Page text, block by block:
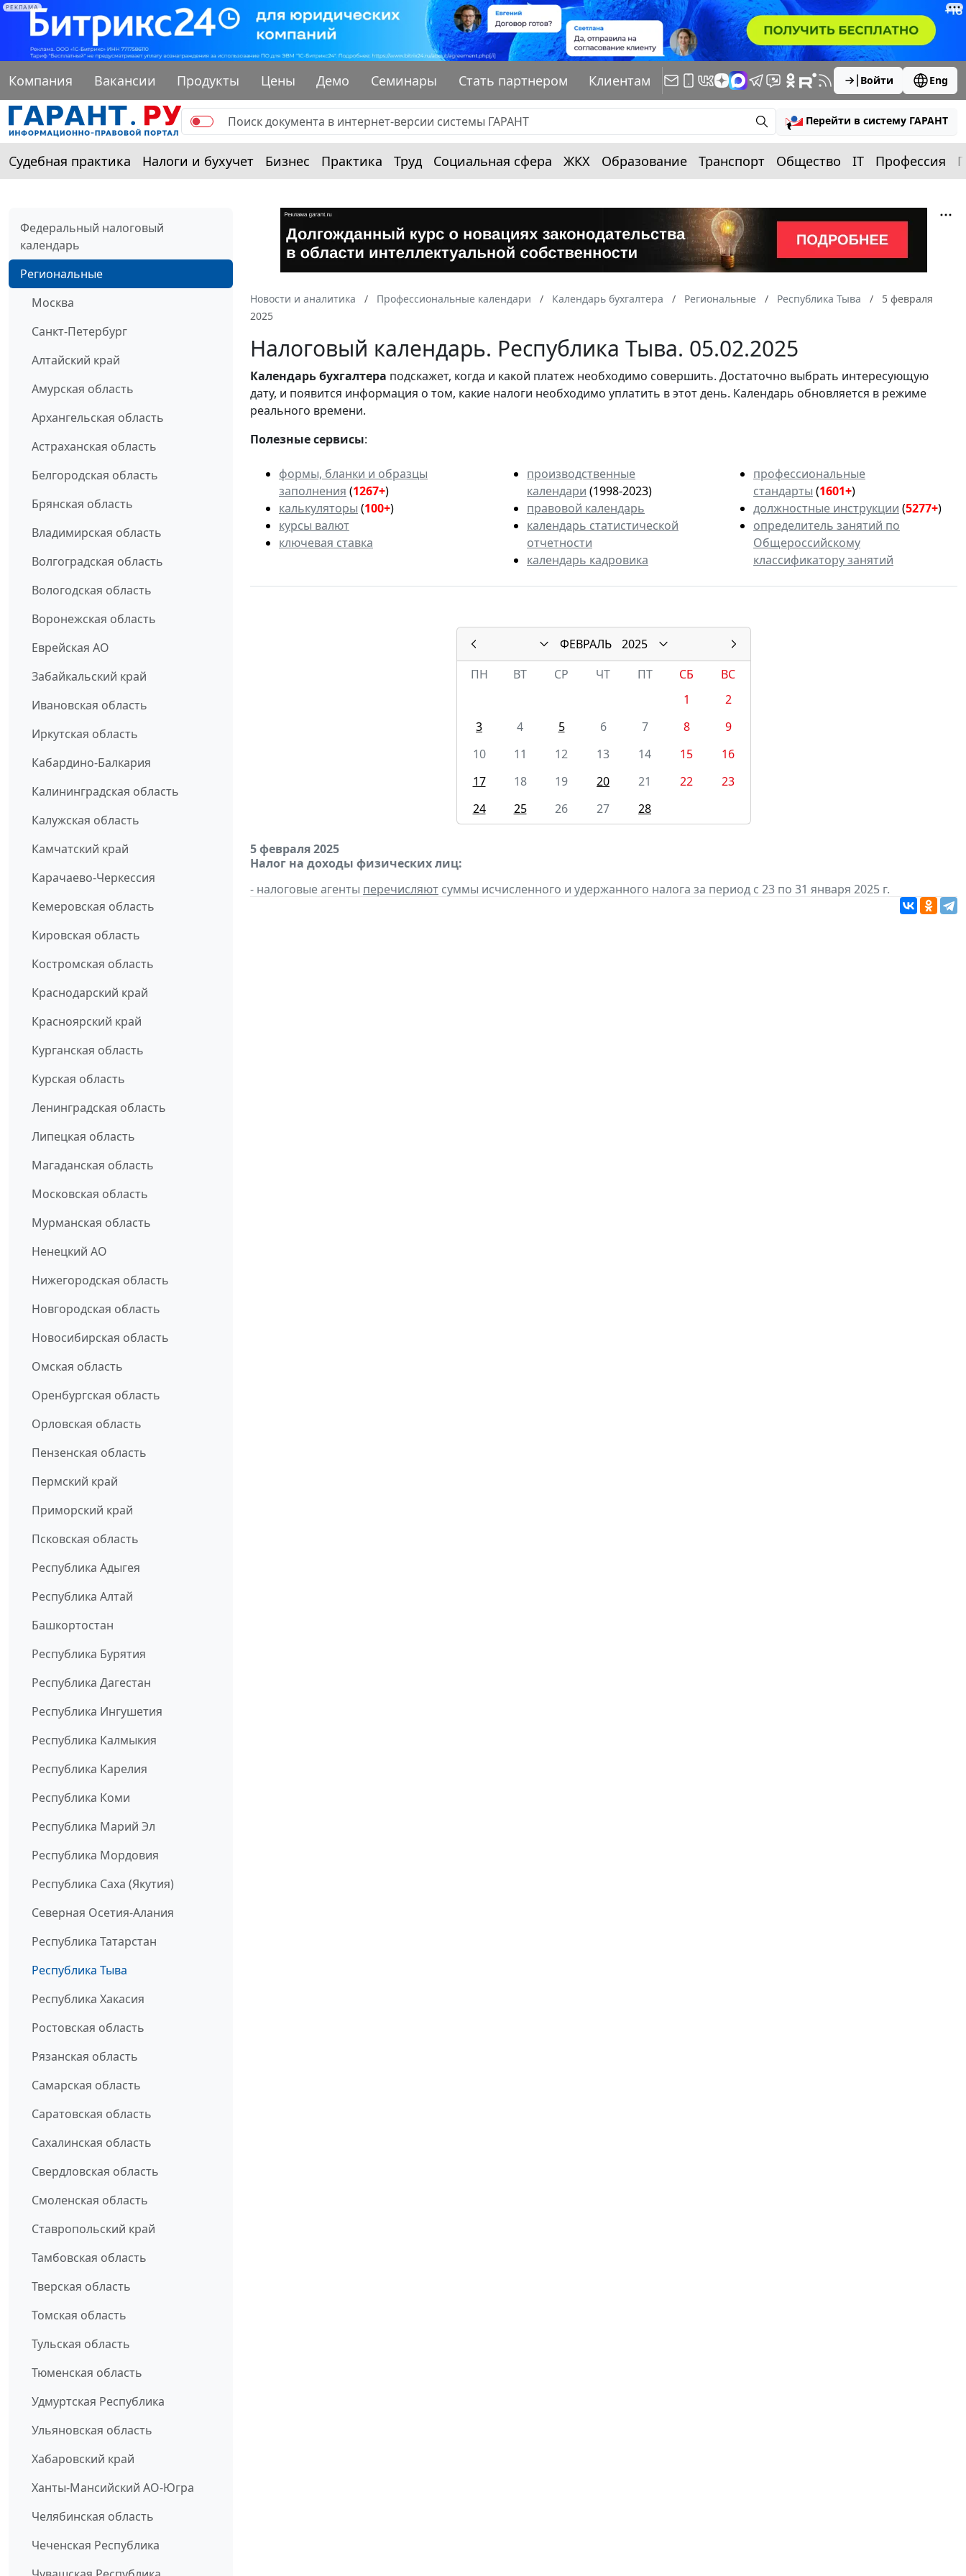
РЕКЛАМА
Компания Вакансии Продукты Цены Демо Семинары Стать партнером Клиентам Войти Eng
Перейти в систему ГАРАНТ
Судебная практика Налоги и бухучет Бизнес Практика Труд Социальная сфера ЖКХ Образование Транспорт Общество IT Профессия
Федеральный налоговый
календарь
Региональные
Москва
Санкт-Петербург
Алтайский край
Амурская область
Архангельская область
Астраханская область
Белгородская область
Брянская область
Владимирская область
Волгоградская область
Вологодская область
Воронежская область
Еврейская АО
Забайкальский край
Ивановская область
Иркутская область
Кабардино-Балкария
Калининградская область
Калужская область
Камчатский край
Карачаево-Черкессия
Кемеровская область
Кировская область
Костромская область
Краснодарский край
Красноярский край
Курганская область
Курская область
Ленинградская область
Липецкая область
Магаданская область
Московская область
Мурманская область
Ненецкий АО
Нижегородская область
Новгородская область
Новосибирская область
Омская область
Оренбургская область
Орловская область
Пензенская область
Пермский край
Приморский край
Псковская область
Республика Адыгея
Республика Алтай
Башкортостан
Республика Бурятия
Республика Дагестан
Республика Ингушетия
Республика Калмыкия
Республика Карелия
Республика Коми
Республика Марий Эл
Республика Мордовия
Республика Саха (Якутия)
Северная Осетия-Алания
Республика Татарстан
Республика Тыва
Республика Хакасия
Ростовская область
Рязанская область
Самарская область
Саратовская область
Сахалинская область
Свердловская область
Смоленская область
Ставропольский край
Тамбовская область
Тверская область
Томская область
Тульская область
Тюменская область
Удмуртская Республика
Ульяновская область
Хабаровский край
Ханты-Мансийский АО-Югра
Челябинская область
Чеченская Республика
Новости и аналитика Профессиональные календари Календарь бухгалтера Региональные Республика Тыва
5 февраля
2025
Налоговый календарь. Республика Тыва. 05.02.2025
Календарьбухгалтера подскажет, когда и какой платеж необходимо совершить. Достаточно выбрать интересующую
дату, и появится информация о том, какие налоги необходимо уплатить в этот день. Календарь обновляется в режиме
реального времени.
Полезные сервисы:
формы, бланки и образцы
заполнения (1267+)
калькуляторы (100+)
курсы валют
ключевая ставка
производственные
календари (1998-2023)
правовой календарь
календарь статистической
отчетности
календарь кадровика
профессиональные
стандарты (1601+)
должностные инструкции (5277+)
определитель занятий по
Общероссийскому
классификатору занятий
ФЕВРАЛЬ
2025
ПН
ВТ СР ЧТ ПТ СБ
ВС
1
2
3
4 5 6 7 8
9
10
11 12 13 14 15
16
17
18 19 20 21 22
23
24
25 26 27 28
5 февраля 2025
Налог на доходы физических лиц:
- налоговые агенты перечисляют суммы исчисленного и удержанного налога за период с 23 по 31 января 2025 г.